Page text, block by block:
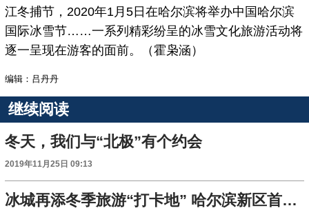
江冬捕节，2020年1月5日在哈尔滨将举办中国哈尔滨
国际冰雪节……一系列精彩纷呈的冰雪文化旅游活动将
逐一呈现在游客的面前。（霍枭涵）
编辑：吕丹丹
继续阅读
冬天，我们与“北极”有个约会
2019年11月25日 09:13
冰城再添冬季旅游“打卡地” 哈尔滨新区首届花灯节启幕